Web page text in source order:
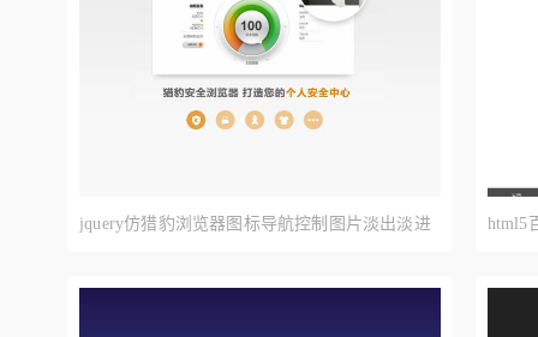
jquery仿猎豹浏览器图标导航控制图片淡出淡进 html5